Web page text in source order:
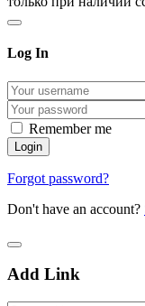
Log In
Remember me
Forgot password?
Don't have an account?
Add Link